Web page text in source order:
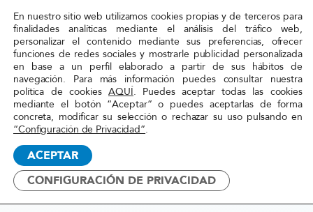
Red
Acoge
Inicio»Actualidad» DECLARACIÓN DEL FISI DE
CONDOLENCIA CON LAS
VÍCTIMAS DEL NAUFRAGIO
TERRANOVA EN CANADA
En nuestro sitio web utilizamos cookies propias y de terceros para
finalidades analíticas mediante el análisis del tráfico web,
personalizar el contenido mediante sus preferencias, ofrecer
funciones de redes sociales y mostrarle publicidad personalizada
en base a un perfil elaborado a partir de sus hábitos de
navegación. Para más información puedes consultar nuestra
política de cookiesAQUÍ. Puedes aceptar todas las cookies
mediante el botón “Aceptar” o puedes aceptarlas de forma
concreta, modificar su selección o rechazar su uso pulsando en
“Configuración de Privacidad”.
ACEPTAR
CONFIGURACIÓN DE PRIVACIDAD